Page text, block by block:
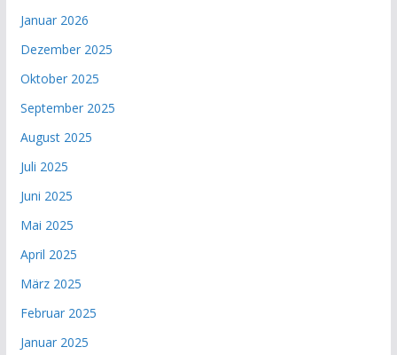
Januar 2026
Dezember 2025
Oktober 2025
September 2025
August 2025
Juli 2025
Juni 2025
Mai 2025
April 2025
März 2025
Februar 2025
Januar 2025